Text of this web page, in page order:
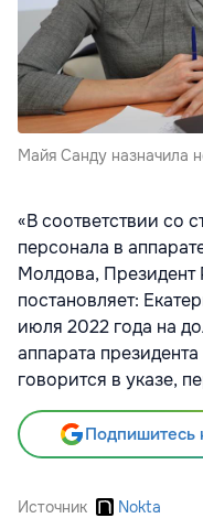
Майя Санду назначила
«В соответствии со
персонала в
Молдова, Президент
постановляет:
июля 2022 года на
аппарата
говорится в указе,
Подпишитесь
Источник Nokta